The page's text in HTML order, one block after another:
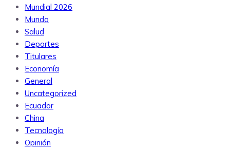
Mundial 2026
Mundo
Salud
Deportes
Titulares
Economía
General
Uncategorized
Ecuador
China
Tecnología
Opinión